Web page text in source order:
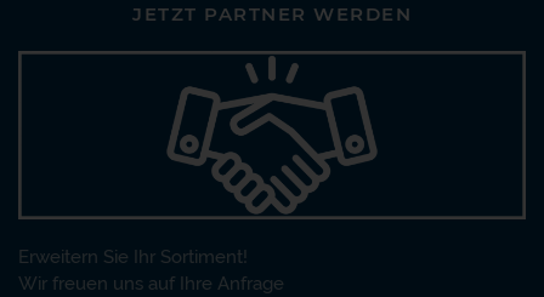
JETZT PARTNER WERDEN
Erweitern Sie Ihr Sortiment!
Wir freuen uns auf Ihre Anfrage